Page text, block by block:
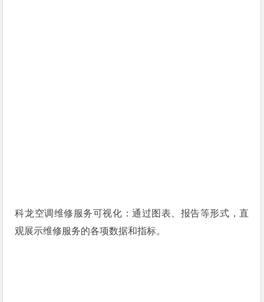
科龙空调维修服务可视化：通过图表、报告等形式，直
观展示维修服务的各项数据和指标。